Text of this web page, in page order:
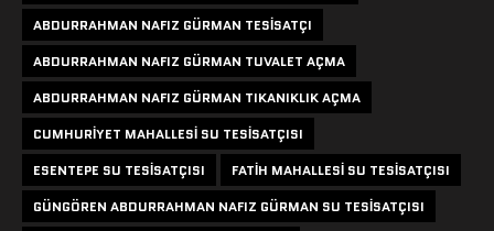
ABDURRAHMAN NAFIZ GÜRMAN TESISATÇI
ABDURRAHMAN NAFIZ GÜRMAN TUVALET AÇMA
ABDURRAHMAN NAFIZ GÜRMAN TIKANIKLIK AÇMA
CUMHURIYET MAHALLESI SU TESISATÇISI
ESENTEPE SU TESISATÇISI
FATIH MAHALLESI SU TESISATÇISI
GÜNGÖREN ABDURRAHMAN NAFIZ GÜRMAN SU TESISATÇISI